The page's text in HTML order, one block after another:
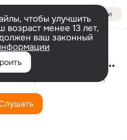
Войти
чтобы улучшить
возраст менее 13 лет,
ваш законный
Heartbeats Buried Underground
Alice Blues Brown